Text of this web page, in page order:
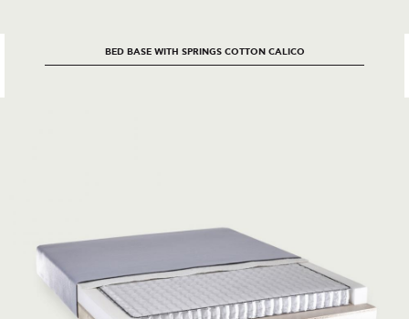
BED BASE WITH SPRINGS COTTON CALICO